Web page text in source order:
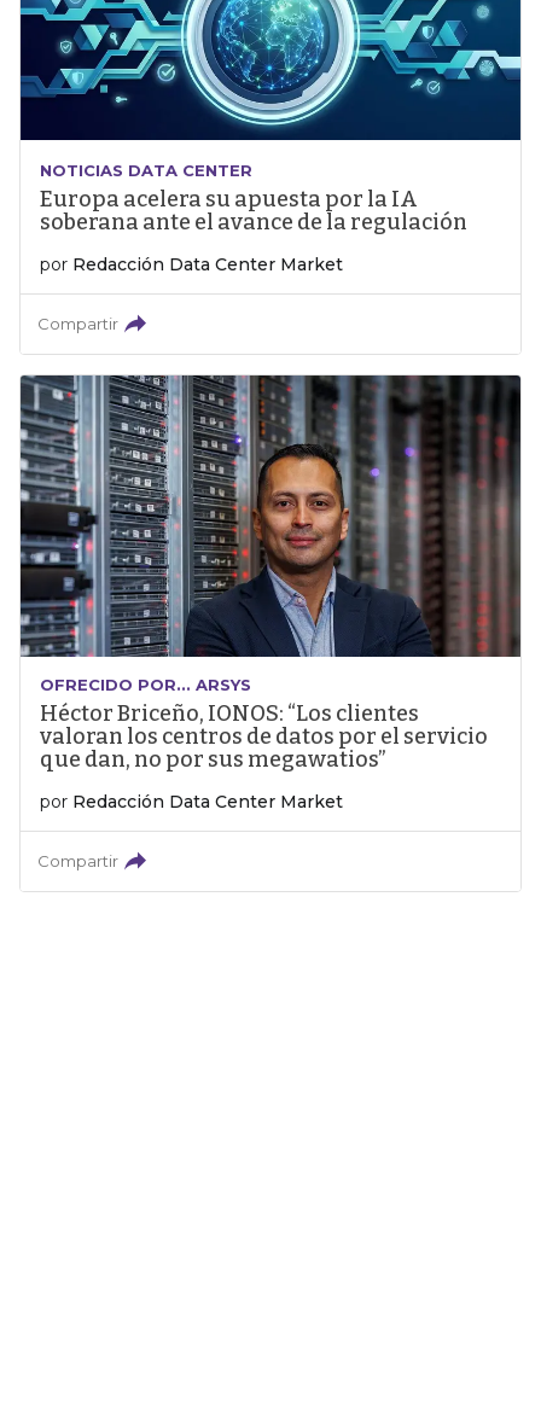
NOTICIAS DATA CENTER
Europa acelera su apuesta por la IA
soberana ante el avance de la regulación
por Redacción Data Center Market
Compartir
OFRECIDO POR... ARSYS
Héctor Briceño, IONOS: “Los clientes
valoran los centros de datos por el servicio
que dan, no por sus megawatios”
por Redacción Data Center Market
Compartir